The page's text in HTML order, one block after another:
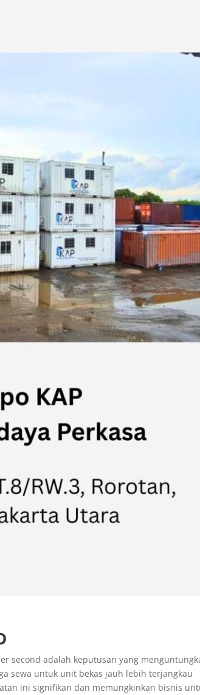
second adalah keputusan yang
sewa untuk unit bekas jauh lebih terjangkau
ini signifikan dan memungkinkan bisnis